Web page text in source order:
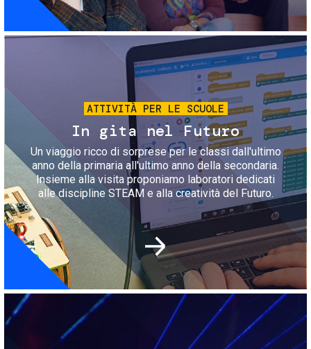
Immagine
ATTIVITÀ PER LE SCUOLE
In gita nel Futuro
Un viaggio ricco di sorprese per le classi dall'ultimo
anno della primaria all'ultimo anno della secondaria.
Insieme alla visita proponiamo laboratori dedicati
alle discipline STEAM e alla creatività del Futuro.
Immagine